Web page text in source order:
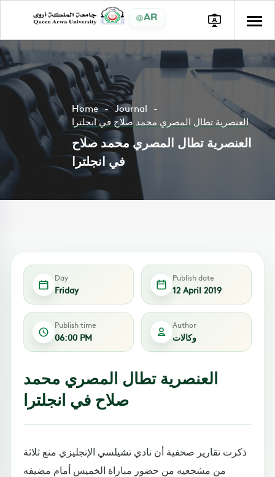
AR
Home
Journal
العنصرية تطال المصري محمد صلاح في انجلترا
العنصرية تطال المصري محمد صلاح
في انجلترا
Day
Friday
Publish date
12 April 2019
Publish time
06:00 PM
Author
وكالات
العنصرية تطال المصري محمد
صلاح في انجلترا
ذكرت تقارير صحفية أن نادي تشيلسي الإنجليزي منع ثلاثة
من مشجعيه من حضور مباراة الخميس أمام مضيفه